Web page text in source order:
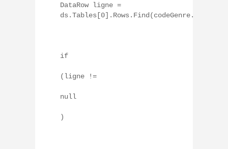
DataRow ligne =
ds.Tables[0].Rows.Find(codeGenre.Text);
if
(ligne !=
null
)